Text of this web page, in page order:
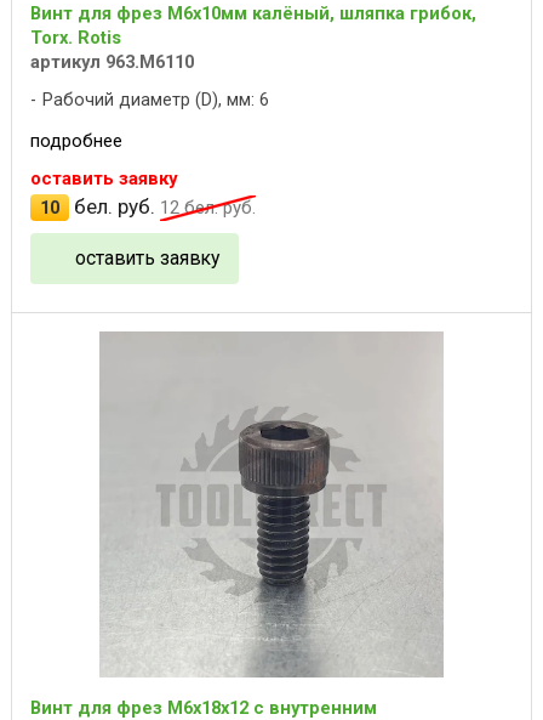
Винт для фрез M6x10мм калёный, шляпка грибок,
Torx. Rotis
артикул 963.M6110
Рабочий диаметр (D), мм: 6
подробнее
оставить заявку
10
бел. руб. 12бел. руб.
оставить заявку
Винт для фрез M6x18x12 с внутренним